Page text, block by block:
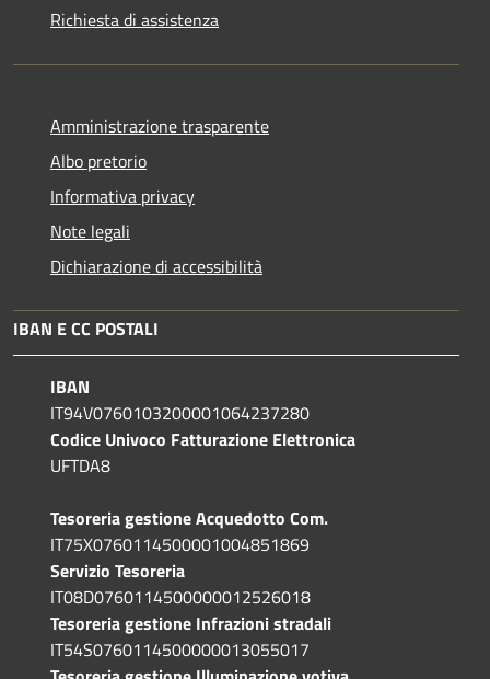
Richiesta di assistenza
Amministrazione trasparente
Albo pretorio
Informativa privacy
Note legali
Dichiarazione di accessibilità
IBAN E CC POSTALI
IBAN
IT94V0760103200001064237280
Codice Univoco Fatturazione Elettronica
UFTDA8
Tesoreria gestione Acquedotto Com.
IT75X0760114500001004851869
Servizio Tesoreria
IT08D0760114500000012526018
Tesoreria gestione Infrazioni stradali
IT54S0760114500000013055017